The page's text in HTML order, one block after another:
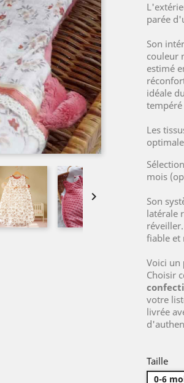

parée
Son
couleur
estimé
idéale
tempéré
Les
mois
Son
latérale
fiable et
Voici un
Choisir
votre
livrée
Taille
0-6